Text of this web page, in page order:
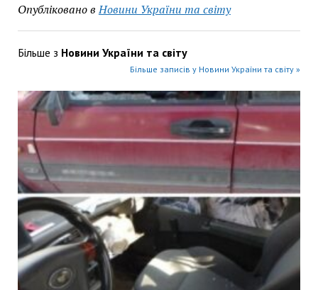
Опубліковано в Новини України та світу
Більше з Новини України та світу
Більше записів у Новини України та світу »